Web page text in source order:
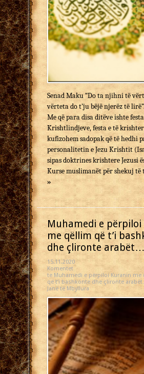
Senad Maku “Do ta njihni të
vërteta do t’ju bëjë njerëz të
Me që para disa ditëve ishte
Krishtlindjeve, festa e të
kufizohem sadopak që të hedhi
personalitetin e Jezu Krishtit
sipas doktrines krishtere Jezusi
Kurse muslimanët për shekuj të
»
Muhamedi e përpiloi
me qëllim që t’i
dhe çlironte arabët…
15.11.2020
Komentet
te Muhamedi e përpiloi Kuranin me
që t’i bashkonte dhe çlironte
Janë të Mbyllura